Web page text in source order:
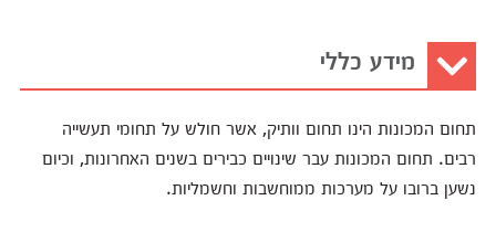
מידע כללי
תחום המכונות הינו תחום וותיק, אשר חולש על תחומי תעשייה
רבים. תחום המכונות עבר שינויים כבירים בשנים האחרונות, וכיום
נשען ברובו על מערכות ממוחשבות וחשמליות.